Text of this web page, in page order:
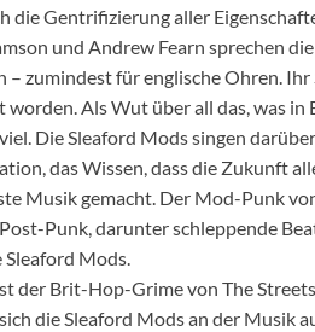
die Gentrifizierung aller
und Andrew Fearn sprechen
– zumindest für englische Ohren.
Als Wut über all das, was in
Die Sleaford Mods singen
das Wissen, dass die Zukunft
Musik gemacht. Der Mod-Punk
Punk, darunter schleppende
Sleaford Mods.
der Brit-Hop-Grime von The
die Sleaford Mods an der Musik